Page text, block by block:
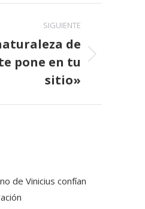
SIGUIENTE
de
pone en tu
sitio»
de Vinicius confían